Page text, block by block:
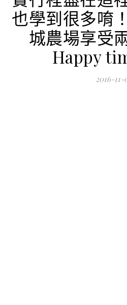
也學到很多唷
城農場享受
Happy
2016-11-